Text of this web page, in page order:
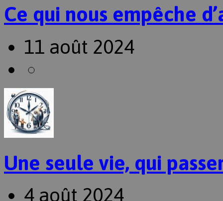
Ce qui nous empêche
11 août 2024
Une seule vie, qui
4 août 2024